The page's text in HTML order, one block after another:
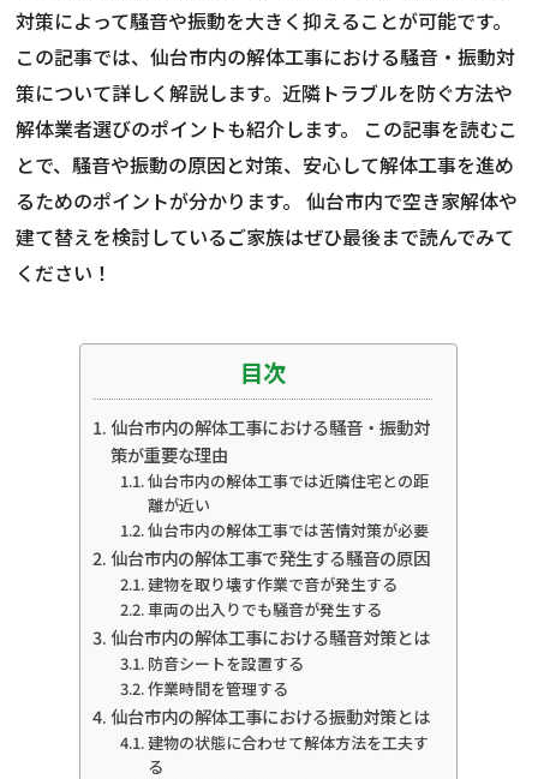
対策によって騒音や振動を大きく抑えることが可能です。
この記事では、仙台市内の解体工事における騒音・振動対
策について詳しく解説します。近隣トラブルを防ぐ方法や
解体業者選びのポイントも紹介します。 この記事を読むこ
とで、騒音や振動の原因と対策、安心して解体工事を進め
るためのポイントが分かります。 仙台市内で空き家解体や
建て替えを検討しているご家族はぜひ最後まで読んでみて
ください！
目次
仙台市内の解体工事における騒音・振動対
策が重要な理由
仙台市内の解体工事では近隣住宅との距
離が近い
仙台市内の解体工事では苦情対策が必要
仙台市内の解体工事で発生する騒音の原因
建物を取り壊す作業で音が発生する
車両の出入りでも騒音が発生する
仙台市内の解体工事における騒音対策とは
防音シートを設置する
作業時間を管理する
仙台市内の解体工事における振動対策とは
建物の状態に合わせて解体方法を工夫す
る